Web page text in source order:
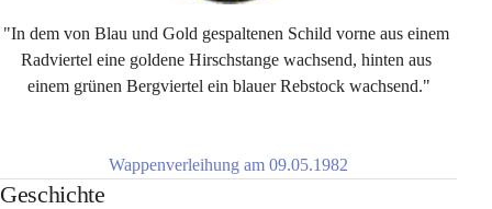
"In dem von Blau und Gold gespaltenen Schild vorne aus einem
Radviertel eine goldene Hirschstange wachsend, hinten aus
einem grünen Bergviertel ein blauer Rebstock wachsend."
Wappenverleihung am 09.05.1982
Geschichte